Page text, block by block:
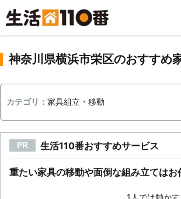
神奈川県横浜市栄区のおすすめ
カテゴリ： 家具組立・移動
PR 生活110番おすすめサービス
重たい家具の移動や面倒な組み立てはお
1人では動か